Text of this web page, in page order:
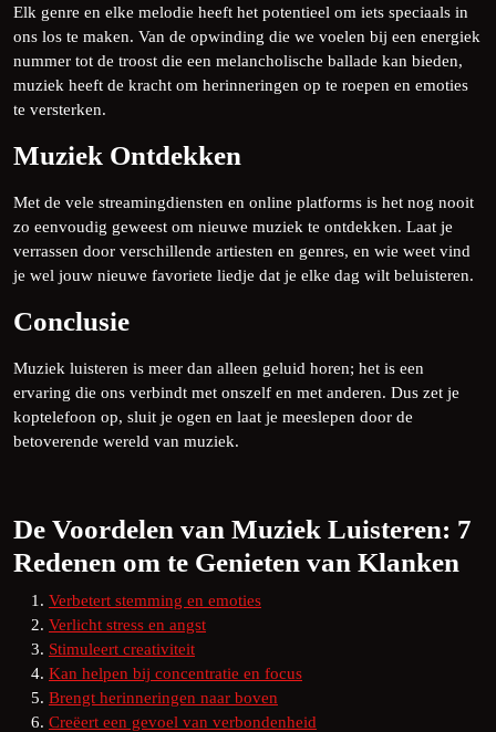
Elk genre en elke melodie heeft het potentieel om iets speciaals in
ons los te maken. Van de opwinding die we voelen bij een energiek
nummer tot de troost die een melancholische ballade kan bieden,
muziek heeft de kracht om herinneringen op te roepen en emoties
te versterken.
Muziek Ontdekken
Met de vele streamingdiensten en online platforms is het nog nooit
zo eenvoudig geweest om nieuwe muziek te ontdekken. Laat je
verrassen door verschillende artiesten en genres, en wie weet vind
je wel jouw nieuwe favoriete liedje dat je elke dag wilt beluisteren.
Conclusie
Muziek luisteren is meer dan alleen geluid horen; het is een
ervaring die ons verbindt met onszelf en met anderen. Dus zet je
koptelefoon op, sluit je ogen en laat je meeslepen door de
betoverende wereld van muziek.
De Voordelen van Muziek Luisteren: 7
Redenen om te Genieten van Klanken
Verbetert stemming en emoties
Verlicht stress en angst
Stimuleert creativiteit
Kan helpen bij concentratie en focus
Brengt herinneringen naar boven
Creëert een gevoel van verbondenheid